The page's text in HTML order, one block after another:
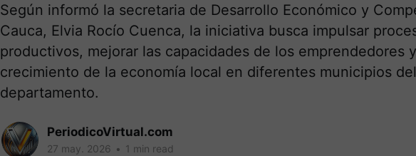
Según informó la secretaria de Desarrollo Económico y
Cauca, Elvia Rocío Cuenca, la iniciativa busca impulsar
productivos, mejorar las capacidades de los emprendedores
crecimiento de la economía local en diferentes municipios del
departamento.
PeriodicoVirtual.com
27 may. 2026 • 1 min read